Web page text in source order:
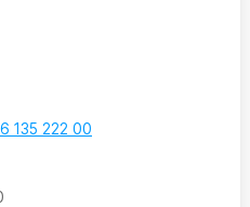
135 222 00